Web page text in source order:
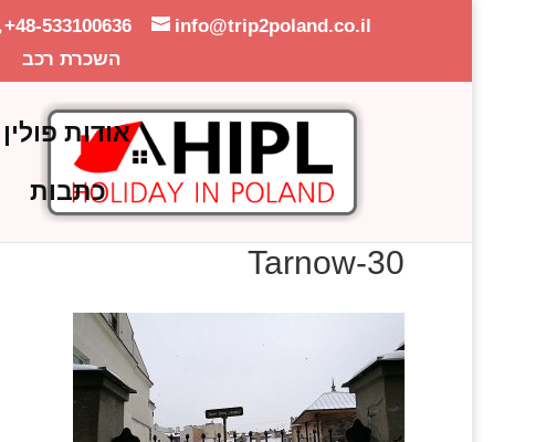
+48-533100636
info@trip2poland.co.il
השכרת רכב
אודות פולין
כתבות
Tarnow-30